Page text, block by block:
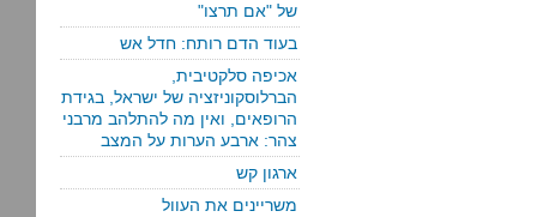
של "אם תרצו"
בעוד הדם רותח: חדל אש
אכיפה סלקטיבית,
הברלוסקוניזציה של ישראל, בגידת
הרופאים, ואין מה להתלהב מרבני
צהר: ארבע הערות על המצב
ארגון קש
משריינים את העוול